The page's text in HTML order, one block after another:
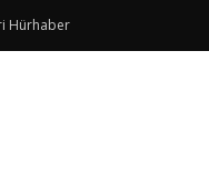
Hürhaber